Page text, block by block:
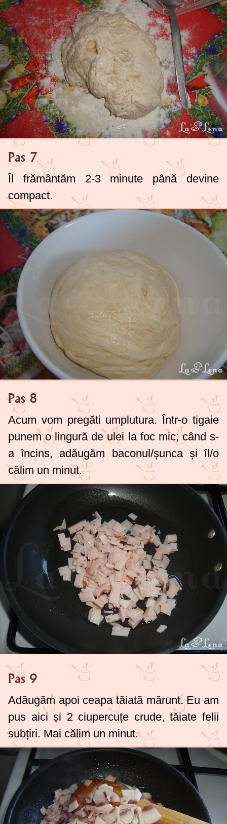
Pas 7
Îl frământăm 2-3 minute până devine
compact.
Pas 8
Acum vom pregăti umplutura. Într-o tigaie
punem o lingură de ulei la foc mic; când s-
a încins, adăugăm baconul/șunca și îl/o
călim un minut.
Pas 9
Adăugăm apoi ceapa tăiată mărunt. Eu am
pus aici și 2 ciupercuțe crude, tăiate felii
subțiri. Mai călim un minut.